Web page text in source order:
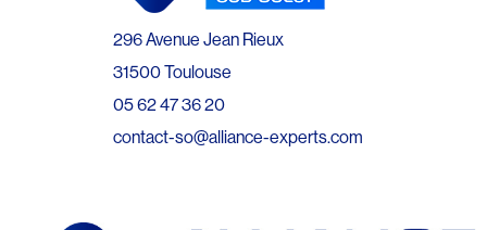
296 Avenue Jean Rieux
31500 Toulouse
05 62 47 36 20
contact-so@alliance-experts.com